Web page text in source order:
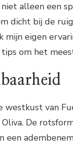
alleen een
dicht bij de
eigen
om het
westkust van
De